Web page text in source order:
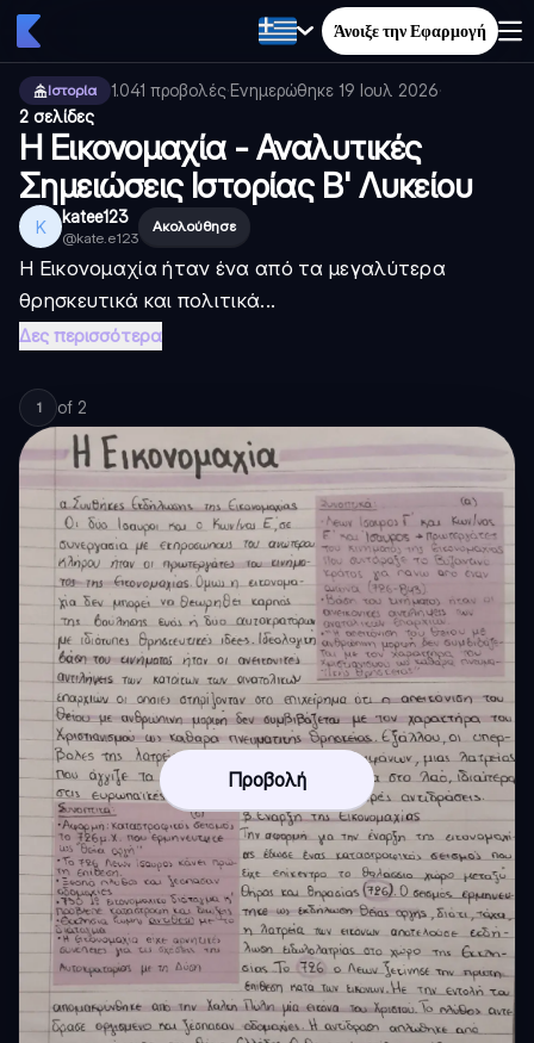
Άνοιξε την Εφαρμογή
Ιστορία 1.041 προβολές·Ενημερώθηκε 19 Ιουλ 2026·
2 σελίδες
Η Εικονομαχία - Αναλυτικές
Σημειώσεις Ιστορίας Β' Λυκείου
K katee123
@kate.e123
Ακολούθησε
Η Εικονομαχία ήταν ένα από τα μεγαλύτερα
θρησκευτικά και πολιτικά...
Δες περισσότερα
1 of 2
Προβολή